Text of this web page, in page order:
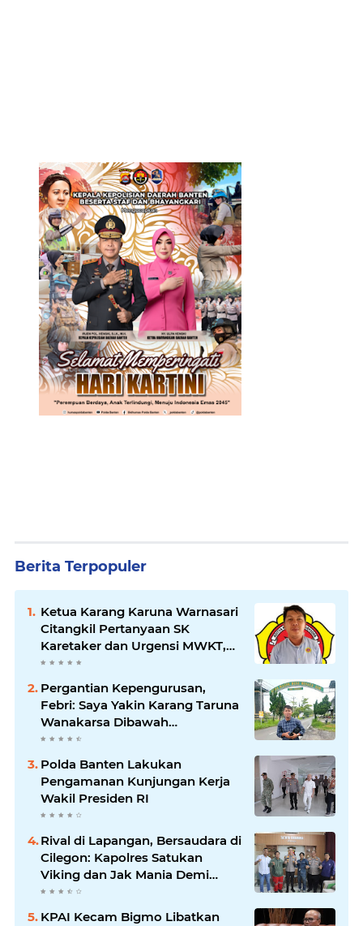
Berita Terpopuler
Ketua Karang Karuna Warnasari
Citangkil Pertanyaan SK
Karetaker dan Urgensi MWKT,
Saat Suasana Berduka
Pergantian Kepengurusan,
Febri: Saya Yakin Karang Taruna
Wanakarsa Dibawah
Kepemimpinan Bung Entus
Jauh Membawa Manfaat
Polda Banten Lakukan
Pengamanan Kunjungan Kerja
Wakil Presiden RI
Rival di Lapangan, Bersaudara di
Cilegon: Kapolres Satukan
Viking dan Jak Mania Demi
Nobar Damai Piala Presiden
KPAI Kecam Bigmo Libatkan